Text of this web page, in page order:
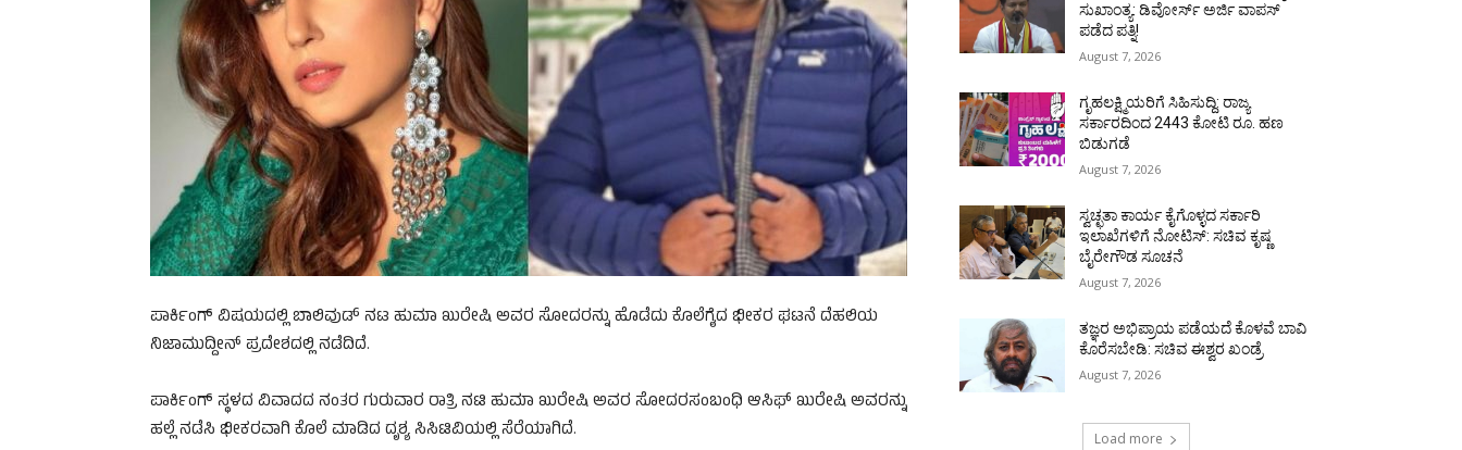
ಪಾರ್ಕಿಂಗ್ ವಿಷಯದಲ್ಲಿ ಬಾಲಿವುಡ್ ನಟ ಹುಮಾ ಖುರೇಷಿ ಅವರ ಸೋದರನ್ನು ಹೊಡೆದು ಕೊಲೆಗೈದ ಭೀಕರ ಘಟನೆ ದೆಹಲಿಯ
ನಿಜಾಮುದ್ದೀನ್ ಪ್ರದೇಶದಲ್ಲಿ ನಡೆದಿದೆ.
ಪಾರ್ಕಿಂಗ್ ಸ್ಥಳದ ವಿವಾದದ ನಂತರ ಗುರುವಾರ ರಾತ್ರಿ ನಟಿ ಹುಮಾ ಖುರೇಷಿ ಅವರ ಸೋದರಸಂಬಂಧಿ ಆಸಿಫ್ ಖುರೇಷಿ ಅವರನ್ನು
ಹಲ್ಲೆ ನಡೆಸಿ ಭೀಕರವಾಗಿ ಕೊಲೆ ಮಾಡಿದ ದೃಶ್ಯ ಸಿಸಿಟಿವಿಯಲ್ಲಿ ಸೆರೆಯಾಗಿದೆ.
ಸುಖಾಂತ್ಯ: ಡಿವೋರ್ಸ್‌ ಅರ್ಜಿ ವಾಪಸ್‌
ಪಡೆದ ಪತ್ನಿ!
August 7, 2026
ಗೃಹಲಕ್ಷ್ಮಿಯರಿಗೆ ಸಿಹಿಸುದ್ದಿ: ರಾಜ್ಯ
ಸರ್ಕಾರದಿಂದ 2443 ಕೋಟಿ ರೂ. ಹಣ
ಬಿಡುಗಡೆ
August 7, 2026
ಸ್ವಚ್ಛತಾ ಕಾರ್ಯ ಕೈಗೊಳ್ಳದ ಸರ್ಕಾರಿ
ಇಲಾಖೆಗಳಿಗೆ ನೋಟಿಸ್: ಸಚಿವ ಕೃಷ್ಣ
ಬೈರೇಗೌಡ ಸೂಚನೆ
August 7, 2026
ತಜ್ಞರ ಅಭಿಪ್ರಾಯ ಪಡೆಯದೆ ಕೊಳವೆ ಬಾವಿ
ಕೊರೆಸಬೇಡಿ: ಸಚಿವ ಈಶ್ವರ ಖಂಡ್ರೆ
August 7, 2026
Load more